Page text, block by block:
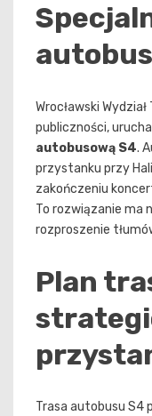
Wrocławski
publiczności,
autobusową S4.
przystanku przy
zakończeniu
To rozwiązanie ma
rozproszenie
Plan
Trasa autobusu S4